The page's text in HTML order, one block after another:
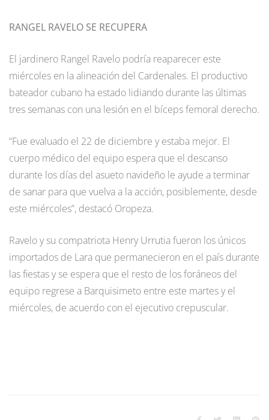
RANGEL RAVELO SE RECUPERA
El jardinero Rangel Ravelo podría reaparecer este
miércoles en la alineación del Cardenales. El productivo
bateador cubano ha estado lidiando durante las últimas
tres semanas con una lesión en el bíceps femoral derecho.
“Fue evaluado el 22 de diciembre y estaba mejor. El
cuerpo médico del equipo espera que el descanso
durante los días del asueto navideño le ayude a terminar
de sanar para que vuelva a la acción, posiblemente, desde
este miércoles”, destacó Oropeza.
Ravelo y su compatriota Henry Urrutia fueron los únicos
importados de Lara que permanecieron en el país durante
las fiestas y se espera que el resto de los foráneos del
equipo regrese a Barquisimeto entre este martes y el
miércoles, de acuerdo con el ejecutivo crepuscular.